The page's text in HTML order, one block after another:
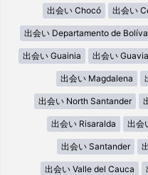
出会い Chocó 出会い
出会い Departamento de
出会い Guainia 出会い
出会い Magdalena
出会い North Santander
出会い Risaralda 出会
出会い Santander
出会い Valle del Cauca